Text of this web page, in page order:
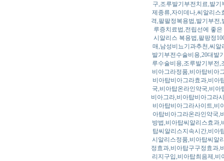
구,조루발기부전치료,발
제종류,자이데나,씨알리스
격,팔팔정복용법,발기부전
루증치료법,전립선에 좋
시알리스 복용법,팔팡정
매,남성비뇨기과추천,씨
발기부전수술비용,20대발
루수술비용,조루발기부전,
비아그라정품,비아탑비아
비아탑비아그라효과,비아
국,비아탑온라인약국,비
비아그라,비아탑비아그라
비아탑비아그라사이트,비
아탑비아그라온라인약국,
방법,비아탑씨알리스효과
탑씨알리스지속시간,비아
시알리스정품,비아탑씨알
정효과,비아탑구구정효과,
리지구입,비아탑최음제,